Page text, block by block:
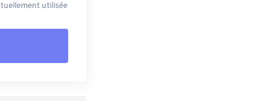
utilisée